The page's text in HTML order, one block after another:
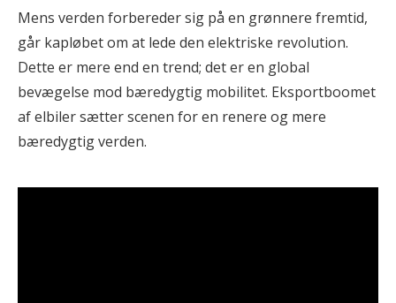
Mens verden forbereder sig på en grønnere fremtid,
går kapløbet om at lede den elektriske revolution.
Dette er mere end en trend; det er en global
bevægelse mod bæredygtig mobilitet. Eksportboomet
af elbiler sætter scenen for en renere og mere
bæredygtig verden.